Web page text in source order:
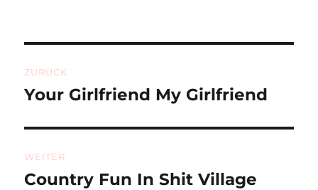
ZURÜCK
Vorheriger
Your Girlfriend My Girlfriend
WEITER
Nächster
Country Fun In Shit Village